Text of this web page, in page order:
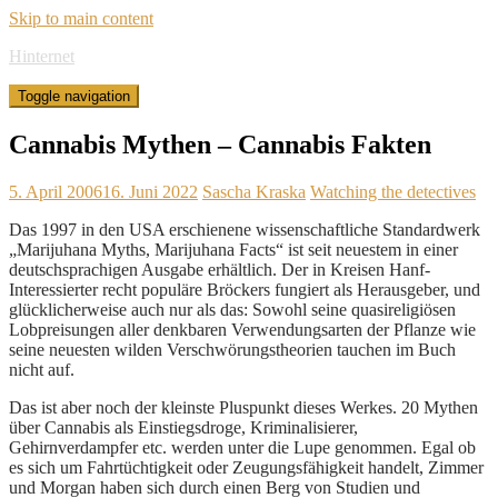
Skip to main content
Hinternet
Toggle navigation
Cannabis Mythen – Cannabis Fakten
5. April 200616. Juni 2022 Sascha Kraska Watching the detectives
Das 1997 in den USA erschienene wissenschaftliche Standardwerk
„Marijuhana Myths, Marijuhana Facts“ ist seit neuestem in einer
deutschsprachigen Ausgabe erhältlich. Der in Kreisen Hanf-
Interessierter recht populäre Bröckers fungiert als Herausgeber, und
glücklicherweise auch nur als das: Sowohl seine quasireligiösen
Lobpreisungen aller denkbaren Verwendungsarten der Pflanze wie
seine neuesten wilden Verschwörungstheorien tauchen im Buch
nicht auf.
Das ist aber noch der kleinste Pluspunkt dieses Werkes. 20 Mythen
über Cannabis als Einstiegsdroge, Kriminalisierer,
Gehirnverdampfer etc. werden unter die Lupe genommen. Egal ob
es sich um Fahrtüchtigkeit oder Zeugungsfähigkeit handelt, Zimmer
und Morgan haben sich durch einen Berg von Studien und